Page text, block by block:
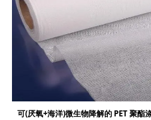
可(厌氧+海洋)微生物降解的 PET 聚酯